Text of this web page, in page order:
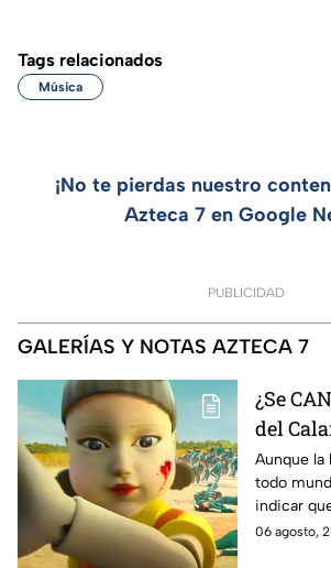
Tags relacionados
Música
¡No te pierdas nuestro
Azteca 7 en Google
PUBLICIDAD
GALERÍAS Y NOTAS AZTECA 7
¿Se
del
Estados
es lo
Aunque la
todo
indicar
podría ser
06 agosto,